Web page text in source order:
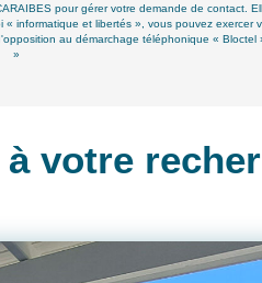
pour gérer votre demande de contact.
informatique et libertés », vous pouvez
au démarchage téléphonique «
»
votre